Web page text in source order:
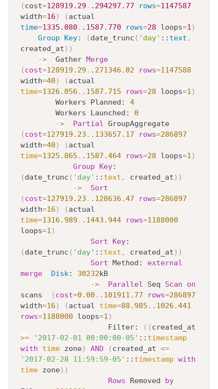
( cost=128919.29 . .294297 .77 rows=1147587
width=16 ) (
time=1335.080 . .1587 .770 rows=28 loops=1 )
Group
Key: ( date_trunc ( 'day' :: text ,
created_at ) )
->
  Gather
Merge
( cost=128919.29 . .271346 .02 rows=1147588
width=40 ) (
time=1326.056 . .1587 .715 rows=28 loops=1 )
        Workers Planned:
4
        Workers Launched:
0
-> Partial
GroupAggregate
( cost=127919.23 . .133657 .17 rows=286897
width=40 ) (
time=1325.865 . .1587 .464 rows=28 loops=1 )
Group
Key
( date_trunc ( 'day' :: text , created_at ) )
->
Sort
( cost=127919.23 . .128636 .47 rows=286897
width=16 ) (
time=1316.989 . .1443 .944 rows=1188000
loops=1 )
Sort
Key
( date_trunc ( 'day' :: text , created_at ) )
Sort Method: external
merge
Disk : 30232kB
-> Parallel Seq Scan
on
scans
( cost=0.00 . .101911 .77 rows=286897
width=16 ) ( actual time=88.985 . .1026 .441
rows=1188000 loops=1 )
                    Filter:
( (
>=
'2017-02-01 00:00:00-05' :: timestamp
with
time zone) AND ( created_at <=
'2017-02-28 11:59:59-05' :: timestamp with
time zone) )
Rows Removed by